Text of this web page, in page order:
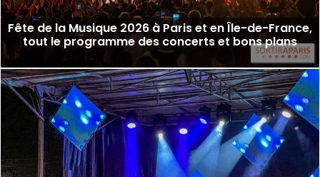
Fête de la Musique 2026 à Paris et en Île-de-France,
tout le programme des concerts et bons plans